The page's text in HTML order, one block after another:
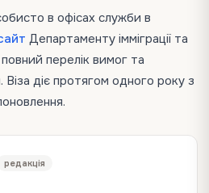
в офісах служби в
Департаменту імміграції та
перелік вимог та
Віза діє протягом одного року з
редакція